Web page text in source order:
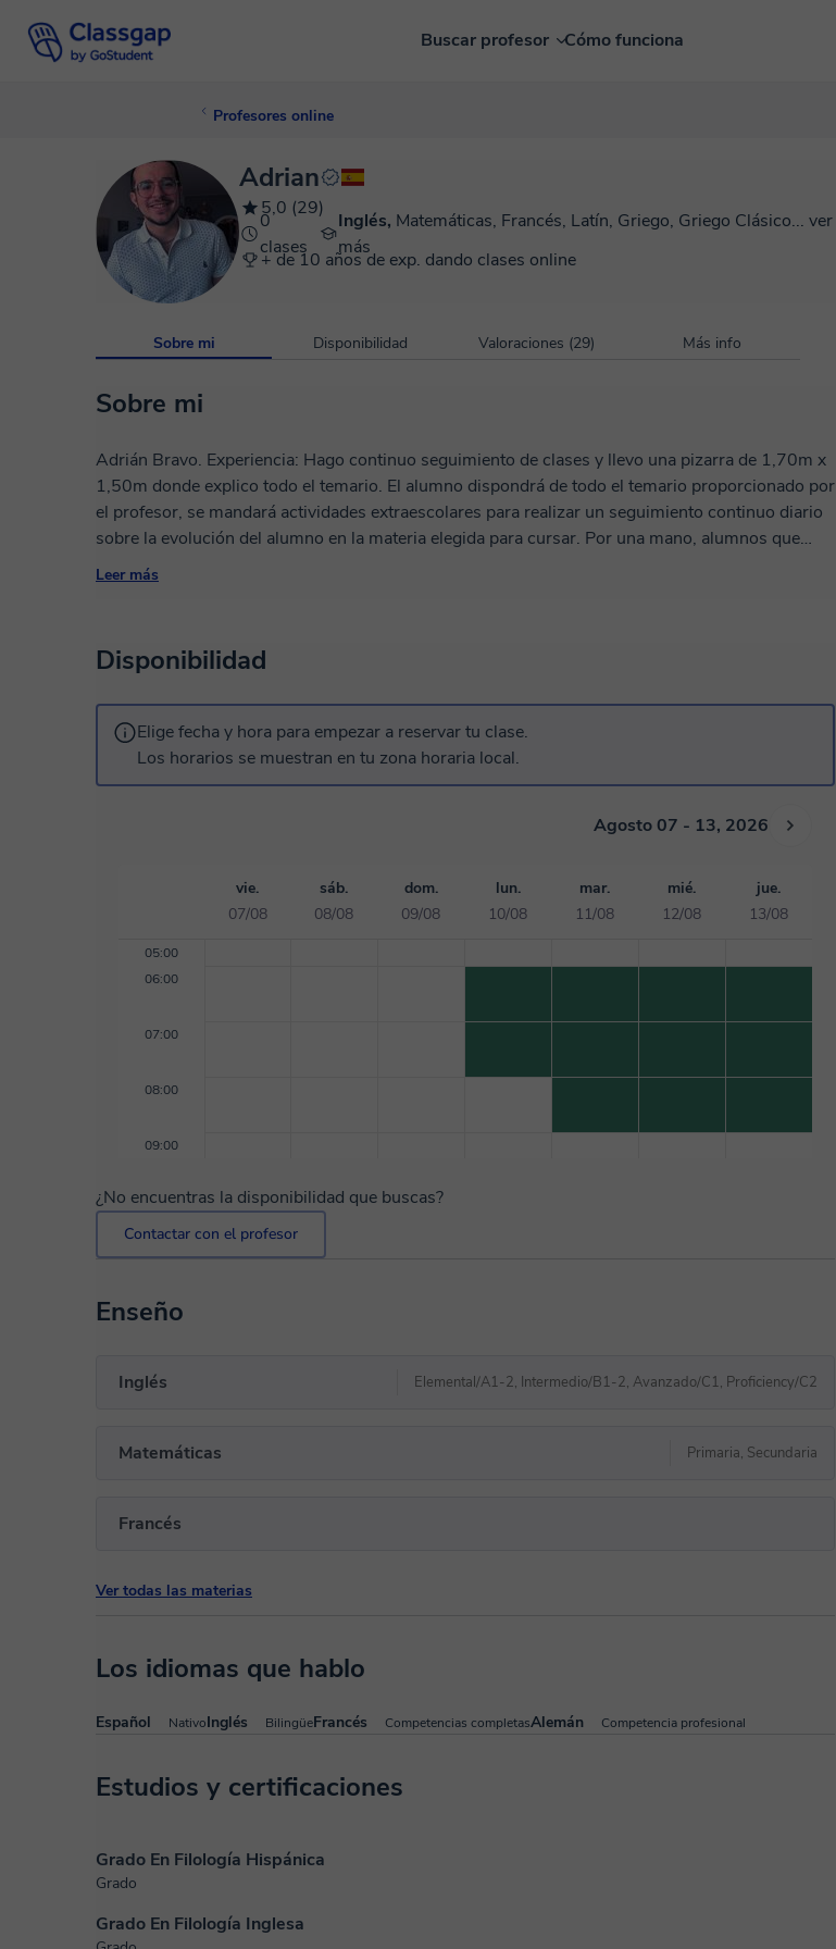
Buscar profesor Cómo funciona
Profesores online
Adrian
5,0 (29)
0
clases
Inglés, Matemáticas, Francés, Latín, Griego, Griego Clásico... ver
más
+ de 10 años de exp. dando clases online
Sobre mi Disponibilidad Valoraciones (29) Más info
Sobre mi
Adrián Bravo. Experiencia: Hago continuo seguimiento de clases y llevo una pizarra de 1,70m x
1,50m donde explico todo el temario. El alumno dispondrá de todo el temario proporcionado por
el profesor, se mandará actividades extraescolares para realizar un seguimiento continuo diario
sobre la evolución del alumno en la materia elegida para cursar. Por una mano, alumnos que
provengan de EOI o Cambridge/Trinity, se realizarán pruebas escritas y orales para medir el
anteriores y examenes de prueba que se irán resolviendo mientras se esté realizando la clase
de ello siempre recomiendo clases en grupo ya que uno de mis puntos fuertes es la
interactividad entre los alumnos y su participación. Alumnos que provengan de Matemáticas, se
Clases presenciales y online.
Leer más
Disponibilidad
Elige fecha y hora para empezar a reservar tu clase.
Los horarios se muestran en tu zona horaria local.
Agosto 07 - 13, 2026
vie.
07/08
sáb.
08/08
dom.
09/08
lun.
10/08
mar.
11/08
mié.
12/08
jue.
13/08
05:00
06:00
07:00
08:00
09:00
¿No encuentras la disponibilidad que buscas?
Contactar con el profesor
Enseño
Inglés Elemental/A1-2, Intermedio/B1-2, Avanzado/C1, Proficiency/C2
Matemáticas Primaria, Secundaria
Francés
Ver todas las materias
Los idiomas que hablo
Español NativoInglés BilingüeFrancés Competencias completasAlemán Competencia profesional
Estudios y certificaciones
Grado En Filología Hispánica
Grado
Grado En Filología Inglesa